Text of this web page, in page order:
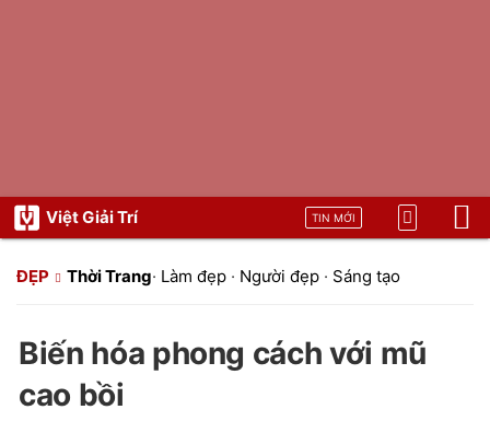
Việt Giải Trí TIN MỚI
ĐẸP Thời Trang· Làm đẹp · Người đẹp · Sáng tạo
Biến hóa phong cách với mũ
cao bồi